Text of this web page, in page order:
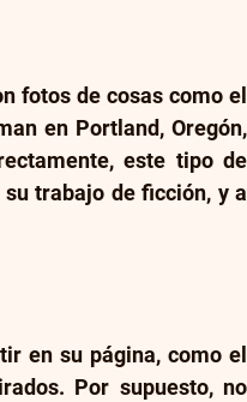
fotos de cosas como el
en Portland, Oregón,
este tipo de
trabajo de ficción, y a
en su página, como el
Por supuesto, no